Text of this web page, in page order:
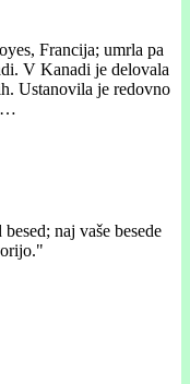
Francija; umrla pa
V Kanadi je delovala
Ustanovila je redovno
naj vaše besede